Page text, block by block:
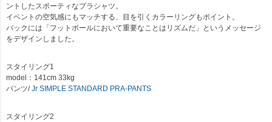
ントしたスポーティなプラシャツ。
イベントの空気感にもマッチする、目を引くカラーリングもポイント。
バックには「フットボールにおいて重要なことはリズムだ」というメッセージ
をデザインしました。
スタイリング1
model：141cm 33kg
パンツ/Jr SIMPLE STANDARD PRA-PANTS
スタイリング2